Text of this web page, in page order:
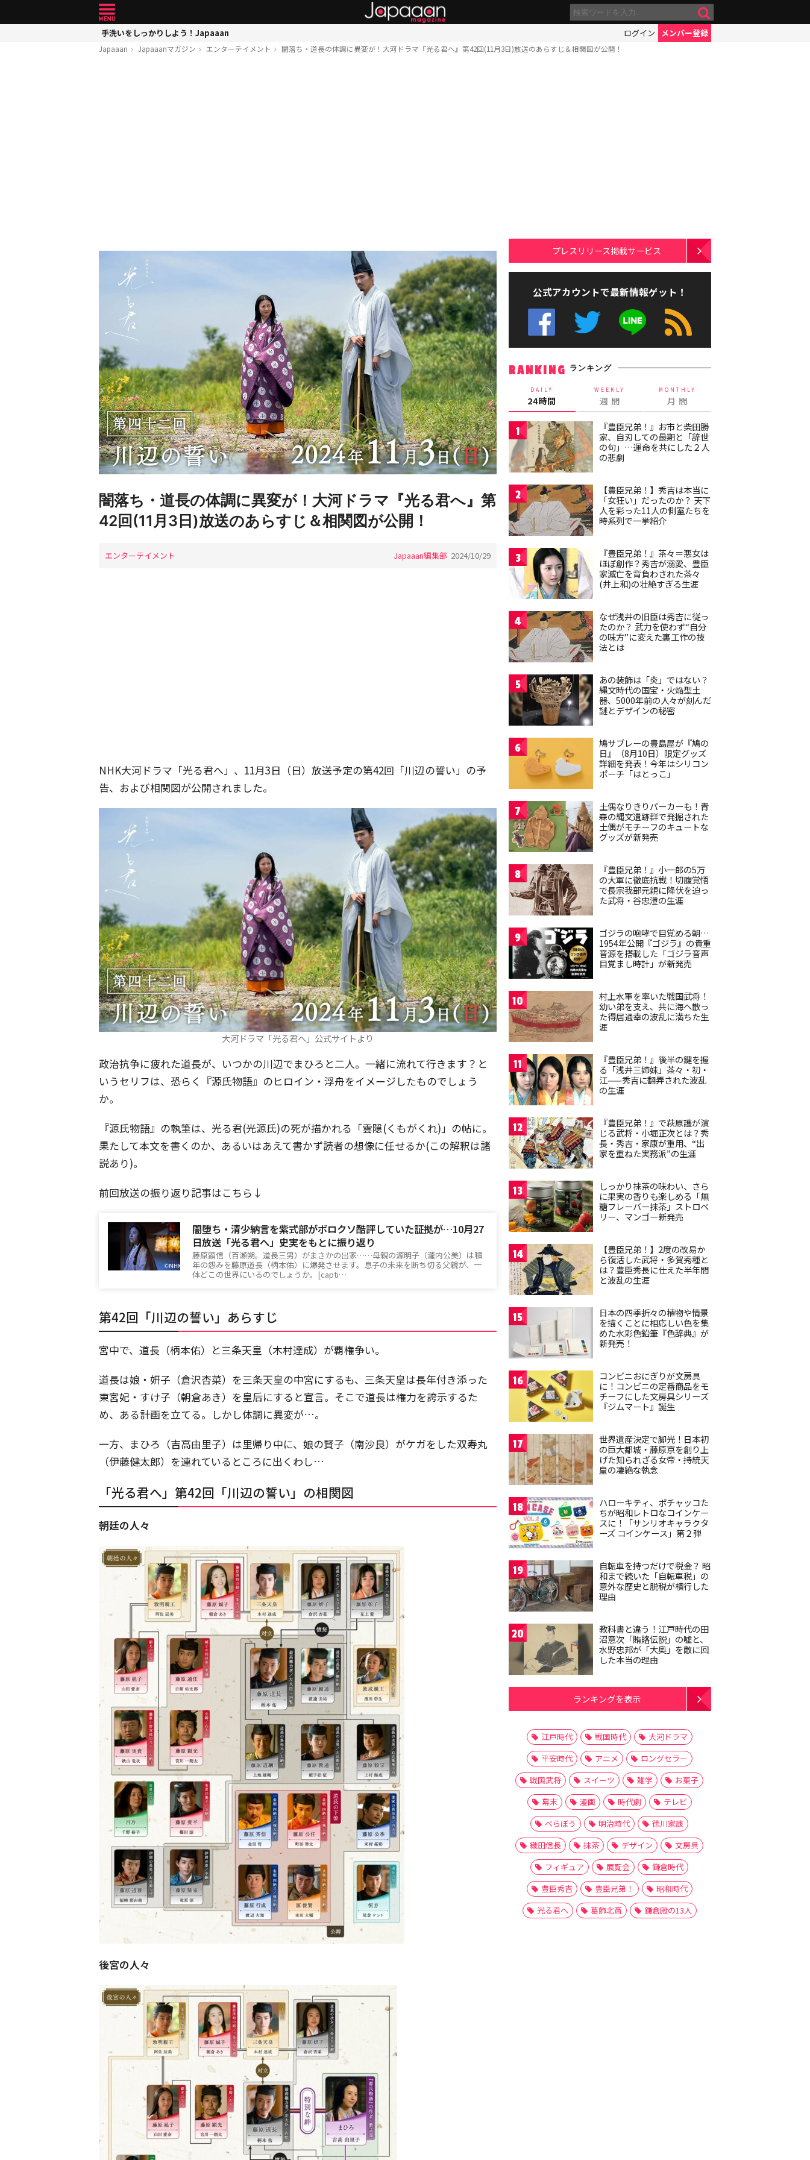
手洗いをしっかりしよう！Japaaan ログイン メンバー登録
Japaaan Japaaanマガジン エンターテイメント 闇落ち・道長の体調に異変が！大河ドラマ『光る君へ』第42回(11月3日)放送のあらすじ＆相関図が公開！
闇落ち・道長の体調に異変が！大河ドラマ『光る君へ』第
42回(11月3日)放送のあらすじ＆相関図が公開！
エンターテイメント Japaaan編集部 2024/10/29
NHK大河ドラマ「光る君へ」、11月3日（日）放送予定の第42回「川辺の誓い」の予
告、および相関図が公開されました。
大河ドラマ「光る君へ」公式サイトより
政治抗争に疲れた道長が、いつかの川辺でまひろと二人。一緒に流れて行きます？と
いうセリフは、恐らく『源氏物語』のヒロイン・浮舟をイメージしたものでしょう
か。
『源氏物語』の執筆は、光る君(光源氏)の死が描かれる「雲隠(くもがくれ)」の帖に。
果たして本文を書くのか、あるいはあえて書かず読者の想像に任せるか(この解釈は諸
説あり)。
前回放送の振り返り記事はこちら↓
闇堕ち・清少納言を紫式部がボロクソ酷評していた証拠が…10月27
日放送「光る君へ」史実をもとに振り返り
藤原顕信（百瀬朔。道長三男）がまさかの出家……母親の源明子（瀧内公美）は積
年の怨みを藤原道長（柄本佑）に爆発させます。息子の未来を断ち切る父親が、一
体どこの世界にいるのでしょうか。[capti…
第42回「川辺の誓い」あらすじ
宮中で、道長（柄本佑）と三条天皇（木村達成）が覇権争い。
道長は娘・妍子（倉沢杏菜）を三条天皇の中宮にするも、三条天皇は長年付き添った
東宮妃・すけ子（朝倉あき）を皇后にすると宣言。そこで道長は権力を誇示するた
め、ある計画を立てる。しかし体調に異変が…。
一方、まひろ（吉高由里子）は里帰り中に、娘の賢子（南沙良）がケガをした双寿丸
（伊藤健太郎）を連れているところに出くわし…
「光る君へ」第42回「川辺の誓い」の相関図
朝廷の人々
後宮の人々
プレスリリース掲載サービス
公式アカウントで最新情報ゲット！
RANKING ランキング
DAILY
24時間
WEEKLY
週 間
MONTHLY
月 間
1
『豊臣兄弟！』お市と柴田勝
家、自刃しての最期と「辞世
の句」…運命を共にした２人
の悲劇
2
【豊臣兄弟！】秀吉は本当に
「女狂い」だったのか？ 天下
人を彩った11人の側室たちを
時系列で一挙紹介
3
『豊臣兄弟！』茶々＝悪女は
ほぼ創作？秀吉が溺愛、豊臣
家滅亡を背負わされた茶々
(井上和)の壮絶すぎる生涯
4
なぜ浅井の旧臣は秀吉に従っ
たのか？ 武力を使わず“自分
の味方”に変えた裏工作の技
法とは
5
あの装飾は「炎」ではない？
縄文時代の国宝・火焔型土
器、5000年前の人々が刻んだ
謎とデザインの秘密
6
鳩サブレーの豊島屋が『鳩の
日』（8月10日）限定グッズ
詳細を発表！今年はシリコン
ポーチ「はとっこ」
7
土偶なりきりパーカーも！青
森の縄文遺跡群で発掘された
土偶がモチーフのキュートな
グッズが新発売
8
『豊臣兄弟！』小一郎の5万
の大軍に徹底抗戦！切腹覚悟
で長宗我部元親に降伏を迫っ
た武将・谷忠澄の生涯
9
ゴジラの咆哮で目覚める朝…
1954年公開『ゴジラ』の貴重
音源を搭載した「ゴジラ音声
目覚まし時計」が新発売
10
村上水軍を率いた戦国武将！
幼い弟を支え、共に海へ散っ
た得居通幸の波乱に満ちた生
涯
11
『豊臣兄弟！』後半の鍵を握
る「浅井三姉妹」茶々・初・
江——秀吉に翻弄された波乱
の生涯
12
『豊臣兄弟！』で萩原護が演
じる武将・小堀正次とは？秀
長・秀吉・家康が重用、“出
家を重ねた実務派”の生涯
13
しっかり抹茶の味わい、さら
に果実の香りも楽しめる「無
糖フレーバー抹茶」ストロベ
リー、マンゴー新発売
14
【豊臣兄弟！】2度の改易か
ら復活した武将・多賀秀種と
は？豊臣秀長に仕えた半年間
と波乱の生涯
15
日本の四季折々の植物や情景
を描くことに相応しい色を集
めた水彩色鉛筆『色辞典』が
新発売！
16
コンビニおにぎりが文房具
に！コンビニの定番商品をモ
チーフにした文房具シリーズ
『ジムマート』誕生
17
世界遺産決定で脚光！日本初
の巨大都城・藤原京を創り上
げた知られざる女帝・持統天
皇の凄絶な執念
18
ハローキティ、ポチャッコた
ちが昭和レトロなコインケー
スに！「サンリオキャラクタ
ーズ コインケース」第２弾
19
自転車を持つだけで税金？ 昭
和まで続いた「自転車税」の
意外な歴史と脱税が横行した
理由
20
教科書と違う！江戸時代の田
沼意次「賄賂伝説」の嘘と、
水野忠邦が「大奥」を敵に回
した本当の理由
ランキングを表示
江戸時代 戦国時代
大河ドラマ
平安時代
アニメ
ロングセラー
戦国武将
スイーツ 雑学
お菓子
幕末
漫画 時代劇
テレビ
べらぼう
明治時代
徳川家康
織田信長
抹茶 デザイン
文房具
フィギュア
展覧会
鎌倉時代
豊臣秀吉
豊臣兄弟！
昭和時代
光る君へ
葛飾北斎 鎌倉殿の13人